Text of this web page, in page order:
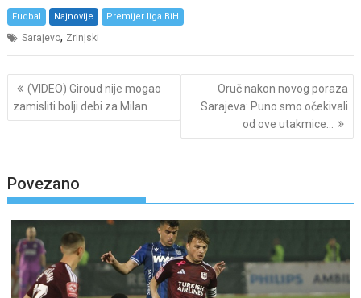
Fudbal Najnovije Premijer liga BiH
Sarajevo, Zrinjski
Post
navigation
(VIDEO) Giroud nije mogao
zamisliti bolji debi za Milan
Oruč nakon novog poraza
Sarajeva: Puno smo očekivali
od ove utakmice…
Povezano